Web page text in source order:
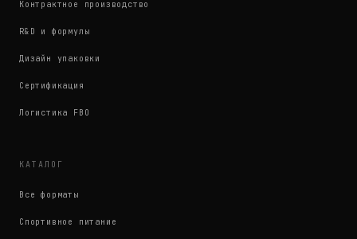
Контрактное производство
R&D и формулы
Дизайн упаковки
Сертификация
Логистика FBO
КАТАЛОГ
Все форматы
Спортивное питание